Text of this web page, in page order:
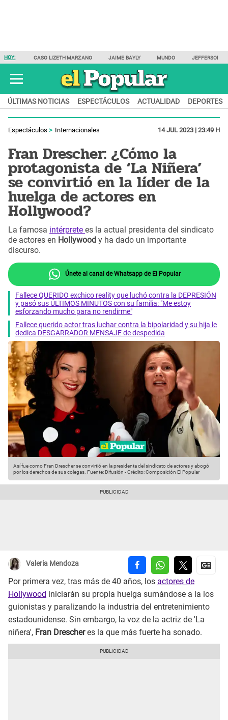
HOY: CASO LIZETH MARZANO JAIME BAYLY MUNDO JEFFERSON
ÚLTIMAS NOTICIAS ESPECTÁCULOS ACTUALIDAD DEPORTES
Espectáculos Internacionales 14 JUL 2023 | 23:49 H
Fran Drescher: ¿Cómo la
protagonista de ‘La Niñera’
se convirtió en la líder de la
huelga de actores en
Hollywood?
La famosa intérprete es la actual presidenta del sindicato
de actores en Hollywood y ha dado un importante
discurso.
Únete al canal de Whatsapp de El Popular
Fallece QUERIDO exchico reality que luchó contra la DEPRESIÓN
y pasó sus ÚLTIMOS MINUTOS con su familia: "Me estoy
esforzando mucho para no rendirme"
Fallece querido actor tras luchar contra la bipolaridad y su hija le
dedica DESGARRADOR MENSAJE de despedida
Así fue como Fran Drescher se convirtió en la presidenta del sindicato de actores y abogó
por los derechos de sus colegas. Fuente: Difusión -Crédito: Composición El Popular
Valeria Mendoza
Por primera vez, tras más de 40 años, los actores de
Hollywood iniciarán su propia huelga sumándose a la los
guionistas y paralizando la industria del entretenimiento
estadounidense. Sin embargo, la voz de la actriz de 'La
niñera', Fran Drescheres la que más fuerte ha sonado.